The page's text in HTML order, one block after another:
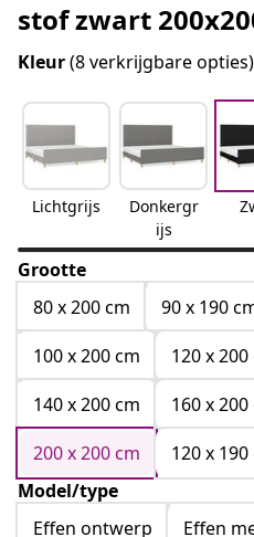
stof zwart
Kleur(8 verkrijgbare opties)
Lichtgrijs
Donkergr
ijs
Grootte
80 x 200 cm
90 x 190
100 x 200 cm
120 x 200
140 x 200 cm
160 x 200
200 x 200 cm
120 x 190
Model/type
Effen ontwerp
Effen